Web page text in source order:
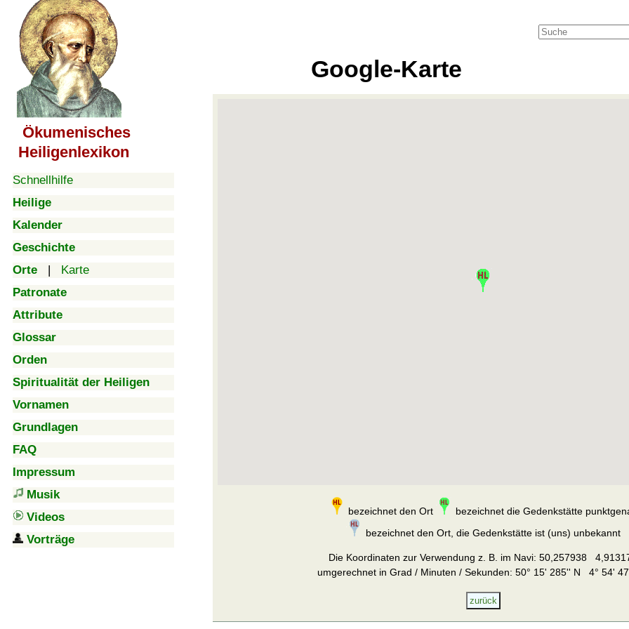
Ökumenisches
Heiligenlexikon
Schnellhilfe
Heilige
Kalender
Geschichte
Orte | Karte
Patronate
Attribute
Glossar
Orden
Spiritualität der Heiligen
Vornamen
Grundlagen
FAQ
Impressum
Musik
Videos
Vorträge
Google-Karte
bezeichnet den Ort
bezeichnet die Gedenkstätte
bezeichnet den Ort, die Gedenkstätte ist (uns) unbekannt
Die Koordinaten zur Verwendung z. B. im Navi: 50,257938
umgerechnet in Grad / Minuten / Sekunden: 50° 15' 285'' N 4° 54'